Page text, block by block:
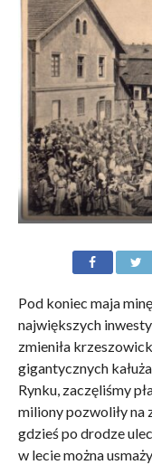
Pod koniec maja
największych
zmieniła
gigantycznych
Rynku, zaczęliśmy
miliony pozwoliły na
gdzieś po drodze
w lecie można